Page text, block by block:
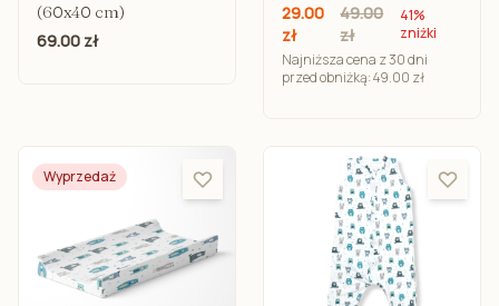
(60x40 cm)
69.00 zł
29.00
zł
49.00
zł
41%
zniżki
Najniższa cena z 30 dni
przed obniżką: 49.00 zł
Wyprzedaż